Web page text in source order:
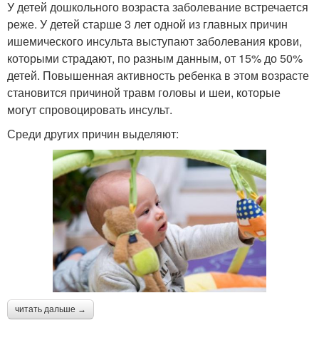
У детей дошкольного возраста заболевание встречается
реже. У детей старше 3 лет одной из главных причин
ишемического инсульта выступают заболевания крови,
которыми страдают, по разным данным, от 15% до 50%
детей. Повышенная активность ребенка в этом возрасте
становится причиной травм головы и шеи, которые
могут спровоцировать инсульт.
Среди других причин выделяют:
читать дальше →